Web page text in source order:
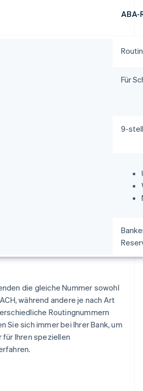
Für
9-
die gleiche Nummer sowohl
während andere je nach Art
Routingnummern
Sie sich immer bei Ihrer Bank, um
Ihren speziellen